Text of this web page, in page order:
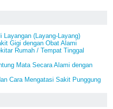
Layangan (Layang-Layang)
Gigi dengan Obat Alami
Rumah / Tempat Tinggal
Mata Secara Alami dengan
Cara Mengatasi Sakit Punggung